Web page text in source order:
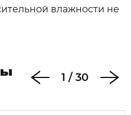
влажности не
1 / 30